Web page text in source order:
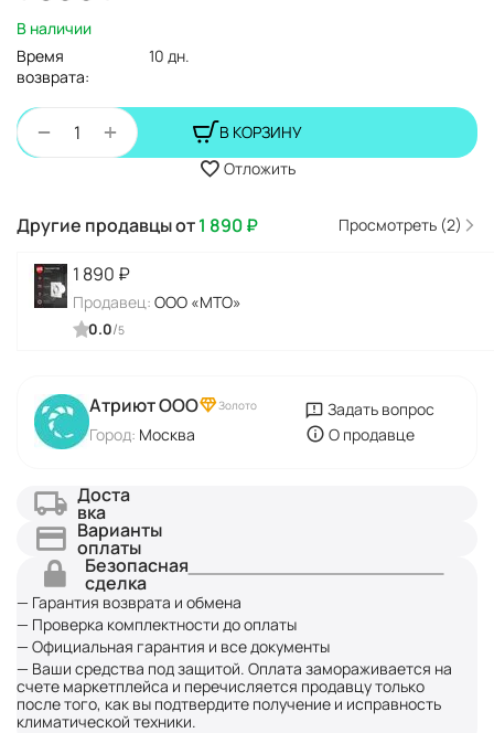
В наличии
Время
возврата:
10 дн.
+
−
В КОРЗИНУ
Отложить
Другие продавцы от1 890₽ Просмотреть (2)
1 890 ₽
Продавец: ООО «МТО»
0.0/5
Атриют ООО Золото
Город: Москва
Задать вопрос
О продавце
Доста
вка
Варианты
оплаты
Безопасная
сделка
— Гарантия возврата и обмена
— Проверка комплектности до оплаты
— Официальная гарантия и все документы
— Ваши средства под защитой. Оплата замораживается на
счете маркетплейса и перечисляется продавцу только
после того, как вы подтвердите получение и исправность
климатической техники.